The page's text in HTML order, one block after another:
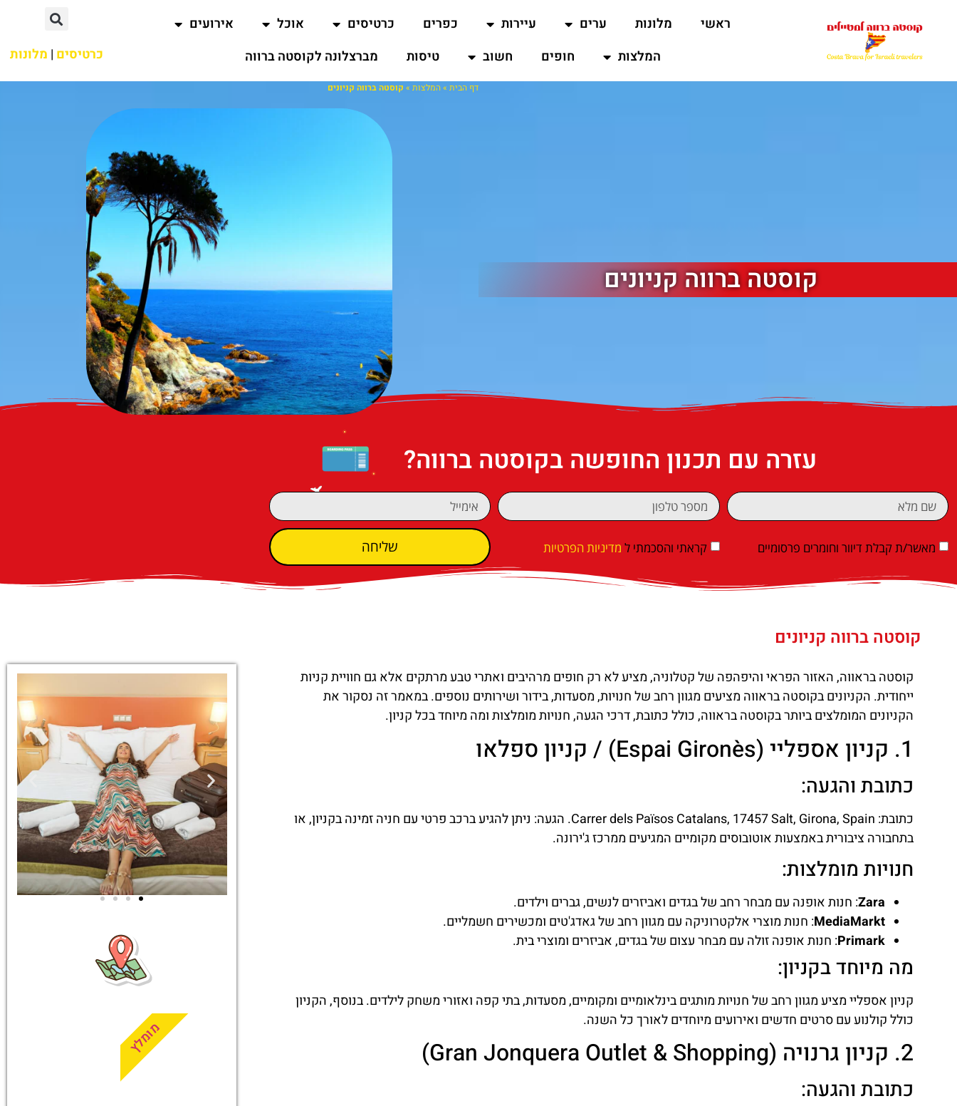
ראשי מלונות ערים עיירות כפרים כרטיסים אוכל
אירועים
המלצות
חופים חשוב טיסות מברצלונה לקוסטה ברווה כרטיסים | מלונות
קוסטה ברווה קניונים
דף הבית »המלצות » קוסטה ברווה קניונים
עזרה עם תכנון החופשה בקוסטה ברווה?
מאשר/ת קבלת דיוור וחומרים פרסומיים קראתי והסכמתי ל מדיניות הפרטיות שליחה
קוסטה ברווה קניונים
קוסטה בראווה, האזור הפראי והיפהפה של קטלוניה, מציע לא רק חופים מרהיבים ואתרי טבע מרתקים אלא גם חוויית קניות
ייחודית. הקניונים בקוסטה בראווה מציעים מגוון רחב של חנויות, מסעדות, בידור ושירותים נוספים. במאמר זה נסקור את
הקניונים המומלצים ביותר בקוסטה בראווה, כולל כתובת, דרכי הגעה, חנויות מומלצות ומה מיוחד בכל קניון.
1. קניון אספליי (Espai Gironès) / קניון ספלאו
כתובת והגעה:
כתובת: Carrer dels Països Catalans, 17457 Salt, Girona, Spain. הגעה: ניתן להגיע ברכב פרטי עם חניה זמינה בקניון, או
בתחבורה ציבורית באמצעות אוטובוסים מקומיים המגיעים ממרכז ג'ירונה.
חנויות מומלצות:
Zara: חנות אופנה עם מבחר רחב של בגדים ואביזרים לנשים, גברים וילדים.
MediaMarkt: חנות מוצרי אלקטרוניקה עם מגוון רחב של גאדג'טים ומכשירים חשמליים.
Primark: חנות אופנה זולה עם מבחר עצום של בגדים, אביזרים ומוצרי בית.
מה מיוחד בקניון:
קניון אספליי מציע מגוון רחב של חנויות מותגים בינלאומיים ומקומיים, מסעדות, בתי קפה ואזורי משחק לילדים. בנוסף, הקניון
כולל קולנוע עם סרטים חדשים ואירועים מיוחדים לאורך כל השנה.
2. קניון גרנויה (Gran Jonquera Outlet & Shopping)
כתובת והגעה:
השכרת
רכב
השוואת מחירים
לחצו
פה!
הסודית
כל המידע המקיף
וקוסטה ברווה
מומלץ?
טיסות
מציאת
לחצו
פה!
מומלץ